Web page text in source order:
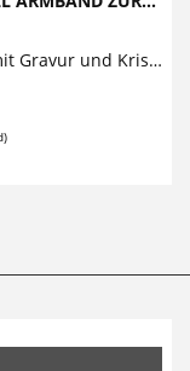
MEINE TAUFE KRISTALL Taufarmband mit Gravur und Kristallstein Dieses niedliche Armband mit Gravur zur Taufe besteht aus einem personalisierten Anhänger, der zusammen mit einem...